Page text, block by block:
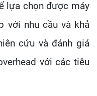
lựa chọn được máy
với nhu cầu và khả
cứu và đánh giá
với các tiêu